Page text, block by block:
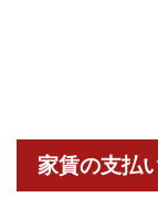
家賃の支払